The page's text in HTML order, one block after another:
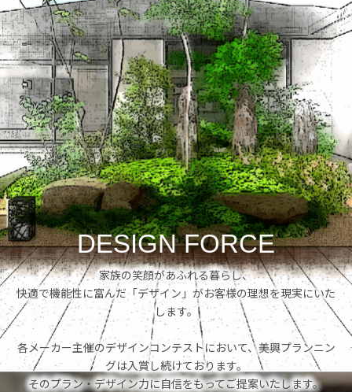
DESIGN FORCE
家族の笑顔があふれる暮らし、
快適で機能性に富んだ「デザイン」がお客様の理想を現実にいた
します。
各メーカー主催のデザインコンテストにおいて、美興プランニン
グは入賞し続けております。
そのプラン・デザイン力に自信をもってご提案いたします。